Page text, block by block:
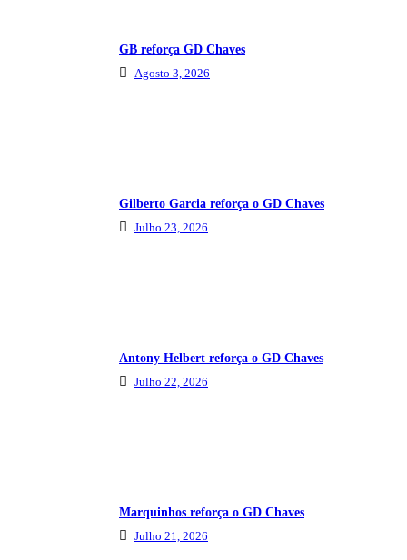
GB reforça GD Chaves
Agosto 3, 2026
Gilberto Garcia reforça o GD Chaves
Julho 23, 2026
Antony Helbert reforça o GD Chaves
Julho 22, 2026
Marquinhos reforça o GD Chaves
Julho 21, 2026